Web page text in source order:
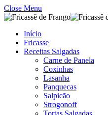
Close Menu
Início
Fricasse
Receitas Salgadas
Carne de Panela
Coxinhas
Lasanha
Panquecas
Salpicão
Strogonoff
Tortas Salgadas